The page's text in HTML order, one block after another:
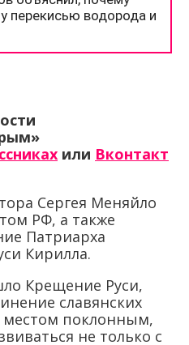
или Вконтакт
Сергея Меняйло
РФ, а также
Патриарха
Кирилла.
Крещение Руси,
славянских
поклонным,
не только с